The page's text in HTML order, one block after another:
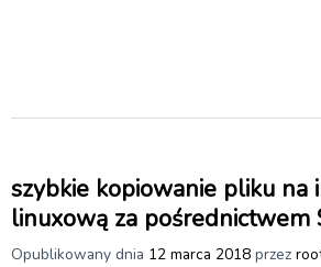
szybkie kopiowanie pliku na
linuxową za pośrednictwem
Opublikowany dnia 12 marca 2018 przez